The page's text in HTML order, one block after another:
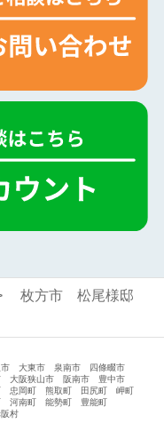
枚方市 松尾様邸
大東市 泉南市
四條畷市
大阪狭山市 阪南市
豊中市
忠岡町 熊取町 田尻町
岬町
河南町 能勢町
豊能町
村